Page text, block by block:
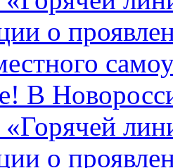
о
В
«Горячей
о